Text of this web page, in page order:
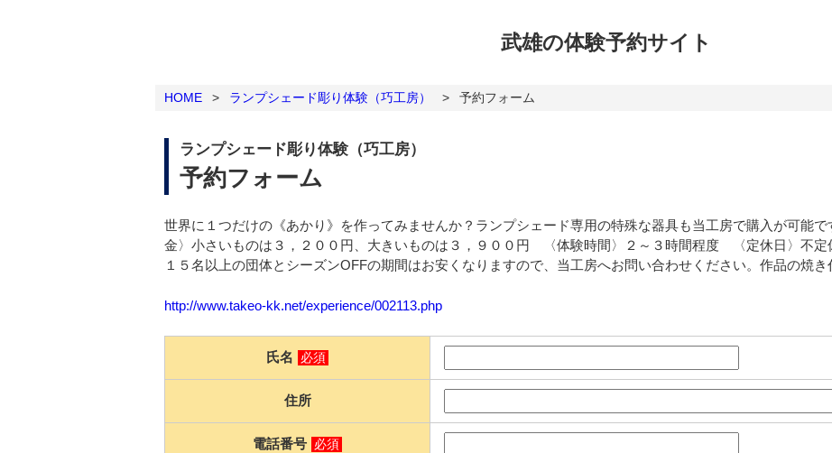
武雄の体験予約サイト
HOME > ランプシェード彫り体験（巧工房） > 予約フォーム
ランプシェード彫り体験（巧工房）
予約フォーム
世界に１つだけの《あかり》を作ってみませんか？ランプシェード専用の特殊な器具も当工房で購入が可能
金〉小さいものは３，２００円、大きいものは３，９００円 〈体験時間〉２～３時間程度 〈定休日〉不
１５名以上の団体とシーズンOFFの期間はお安くなりますので、当工房へお問い合わせください。作品の焼き
http://www.takeo-kk.net/experience/002113.php
氏名 必須
住所
電話番号 必須